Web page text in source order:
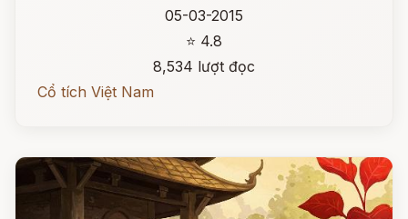
05-03-2015
⭐ 4.8
8,534 lượt đọc
Cổ tích Việt Nam